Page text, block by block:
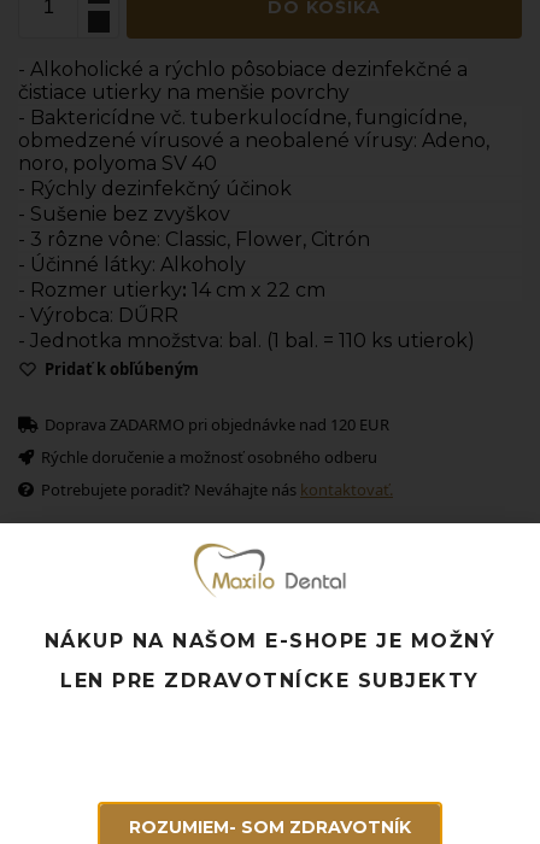
DO KOŠÍKA
- Alkoholické a rýchlo pôsobiace dezinfekčné a
čistiace utierky na menšie povrchy
- Baktericídne vč. tuberkulocídne, fungicídne,
obmedzené vírusové a neobalené vírusy: Adeno,
noro, polyoma SV 40
- Rýchly dezinfekčný účinok
- Sušenie bez zvyškov
- 3 rôzne vône: Classic, Flower, Citrón
- Účinné látky: Alkoholy
- Rozmer utierky: 14 cm x 22 cm
- Výrobca: DŰRR
- Jednotka množstva: bal. (1 bal. = 110 ks utierok)
Pridať k obľúbeným
Doprava ZADARMO pri objednávke nad 120 EUR
Rýchle doručenie a možnosť osobného odberu
Potrebujete poradiť? Neváhajte nás kontaktovať.
NÁKUP NA NAŠOM E-SHOPE JE MOŽNÝ
LEN PRE ZDRAVOTNÍCKE SUBJEKTY
ROZUMIEM- SOM ZDRAVOTNÍK